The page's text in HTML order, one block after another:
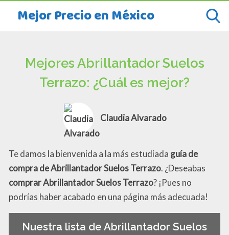
Mejor Precio en México
Mejores Abrillantador Suelos
Terrazo: ¿Cuál es mejor?
Claudia Alvarado
Te damos la bienvenida a la más estudiada guía de
compra de Abrillantador Suelos Terrazo. ¿Deseabas
comprar Abrillantador Suelos Terrazo? ¡Pues no
podrías haber acabado en una página más adecuada!
Nuestra lista de Abrillantador Suelos